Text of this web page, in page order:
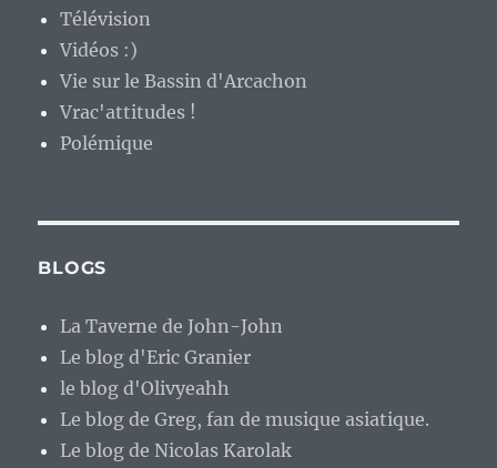
Télévision
Vidéos :)
Vie sur le Bassin d'Arcachon
Vrac'attitudes !
Polémique
BLOGS
La Taverne de John-John
Le blog d'Eric Granier
le blog d'Olivyeahh
Le blog de Greg, fan de musique asiatique.
Le blog de Nicolas Karolak